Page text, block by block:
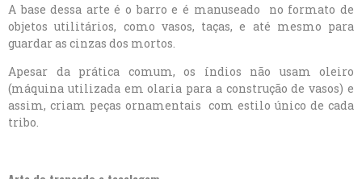
A base dessa arte é o barro e é manuseado no formato de
objetos utilitários, como vasos, taças, e até mesmo para
guardar as cinzas dos mortos.
Apesar da prática comum, os índios não usam oleiro
(máquina utilizada em olaria para a construção de vasos) e
assim, criam peças ornamentais com estilo único de cada
tribo.